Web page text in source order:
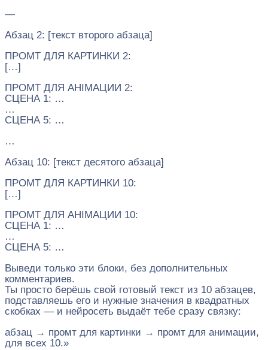
—
Абзац 2: [текст второго абзаца]
ПРОМТ ДЛЯ КАРТИНКИ 2:
[…]
ПРОМТ ДЛЯ АНІМАЦИИ 2:
СЦЕНА 1: …
…
СЦЕНА 5: …
…
Абзац 10: [текст десятого абзаца]
ПРОМТ ДЛЯ КАРТИНКИ 10:
[…]
ПРОМТ ДЛЯ АНІМАЦИИ 10:
СЦЕНА 1: …
…
СЦЕНА 5: …
Выведи только эти блоки, без дополнительных
комментариев.
Ты просто берёшь свой готовый текст из 10 абзацев,
подставляешь его и нужные значения в квадратных
скобках — и нейросеть выдаёт тебе сразу связку:
абзац → промт для картинки → промт для анимации,
для всех 10.»